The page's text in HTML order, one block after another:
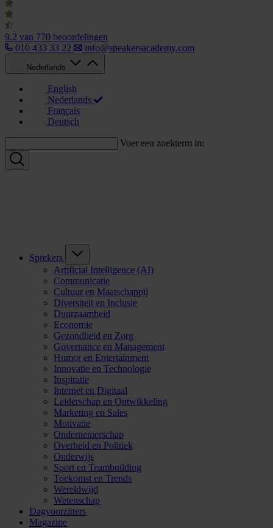
9.2 van 770 beoordelingen
010 433 33 22
info@speakersacademy.com
Nederlands
English
Nederlands
Français
Deutsch
Voer een zoekterm in:
Sprekers
Artificial Intelligence (AI)
Communicatie
Cultuur en Maatschappij
Diversiteit en Inclusie
Duurzaamheid
Economie
Gezondheid en Zorg
Governance en Management
Humor en Entertainment
Innovatie en Technologie
Inspiratie
Internet en Digitaal
Leiderschap en Ontwikkeling
Marketing en Sales
Motivatie
Ondernemerschap
Overheid en Politiek
Onderwijs
Sport en Teambuilding
Toekomst en Trends
Wereldwijd
Wetenschap
Dagvoorzitters
Magazine